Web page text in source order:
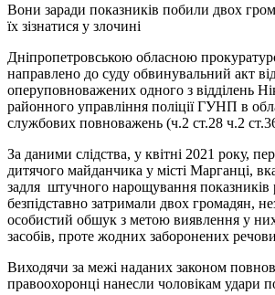
Вони заради показників побили двох
їх зізнатися у злочині
Дніпропетровською обласною
направлено до суду обвинувальний акт
оперуповноважених одного з відділень
районного управління поліції ГУНП в
службових повноважень (ч.2 ст.28 ч.2
За даними слідства, у квітні 2021 року,
дитячого майданчика у місті Марганці,
задля штучного нарощування показників
безпідставно затримали двох громадян,
особистий обшук з метою виявлення у
засобів, проте жодних заборонених
Виходячи за межі наданих законом
правоохоронці нанесли чоловікам удари